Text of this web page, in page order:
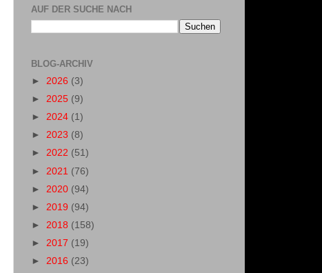
AUF DER SUCHE NACH
BLOG-ARCHIV
► 2026 (3)
► 2025 (9)
► 2024 (1)
► 2023 (8)
► 2022 (51)
► 2021 (76)
► 2020 (94)
► 2019 (94)
► 2018 (158)
► 2017 (19)
► 2016 (23)